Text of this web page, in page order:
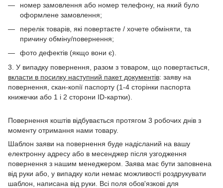
номер замовлення або номер телефону, на який було
оформлене замовлення;
перелік товарів, якi повертаєте / хочете обміняти, та
причину обміну/повернення;
фото дефектiв (якщо вони є).
3. У випадку повернення, разом з товаром, що повертається,
вкласти в посилку наступний пакет документів: заяву на
повернення, скан-копії паспорту (1-4 сторінки паспорта
книжечки або 1 і 2 сторони ID-картки).
Повернення коштів відбувається протягом 3 робочих днів з
моменту отримання нами товару.
Шаблон заяви на повернення буде надісланий на вашу
електронну адресу або в месенджер після узгодження
повернення з нашим менеджером. Заява має бути заповнена
від руки або, у випадку коли немає можливості роздрукувати
шаблон, написана від руки. Всі поля обов'язкові для